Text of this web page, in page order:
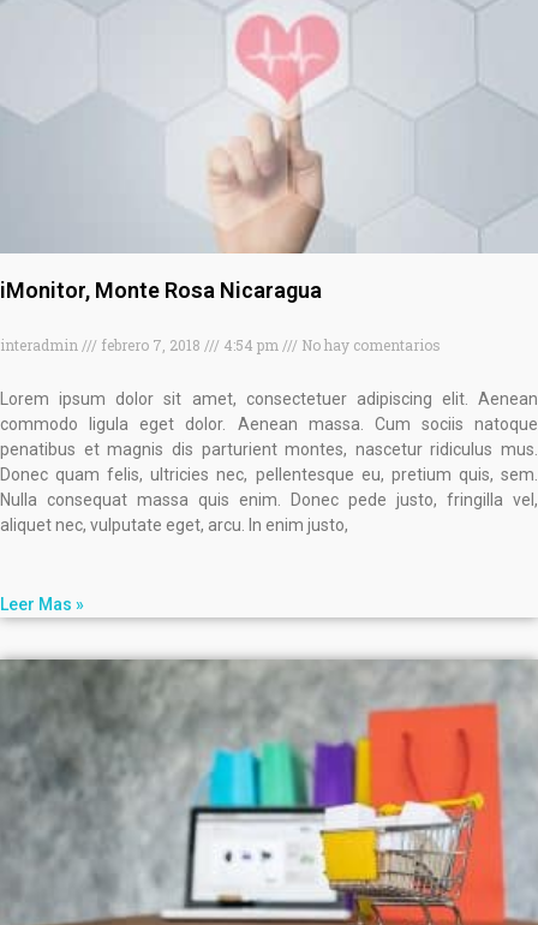
iMonitor, Monte Rosa Nicaragua
interadmin febrero 7, 2018 4:54 pm No hay comentarios
Lorem ipsum dolor sit amet, consectetuer adipiscing elit. Aenean
commodo ligula eget dolor. Aenean massa. Cum sociis natoque
penatibus et magnis dis parturient montes, nascetur ridiculus mus.
Donec quam felis, ultricies nec, pellentesque eu, pretium quis, sem.
Nulla consequat massa quis enim. Donec pede justo, fringilla vel,
aliquet nec, vulputate eget, arcu. In enim justo,
Leer Mas »